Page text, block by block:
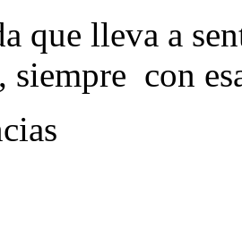
que lleva a
siempre con